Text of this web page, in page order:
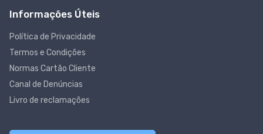
Informações Úteis
Política de Privacidade
Termos e Condições
Normas Cartão Cliente
Canal de Denúncias
Livro de reclamações